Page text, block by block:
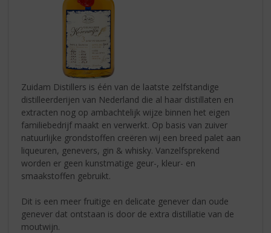
Zuidam Distillers is één van de laatste zelfstandige
distilleerderijen van Nederland die al haar distillaten en
extracten nog op ambachtelijk wijze binnen het eigen
familiebedrijf maakt en verwerkt. Op basis van zuiver
natuurlijke grondstoffen creëren wij een breed palet aan
liqueuren, genevers, gin & whisky. Vanzelfsprekend
worden er geen kunstmatige geur-, kleur- en
smaakstoffen gebruikt.
Dit is een meer fruitige en delicate genever dan oude
genever dat ontstaan is door de extra distillatie van de
moutwijn.